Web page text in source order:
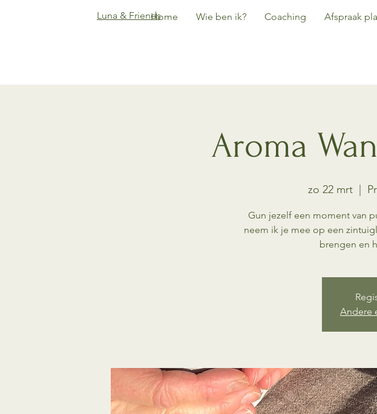
Luna & FriendsHome Wie ben ik? Coaching Afspraak
Aroma
zo 22 mrt
Gun jezelf een moment van
neem ik je mee op een
Andere